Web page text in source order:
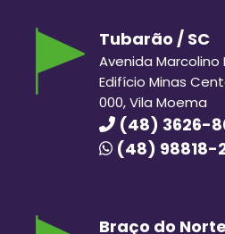
Tubarão / SC
Avenida Marcolino
Edifício Minas
000, Vila Moema
(48) 3626-
(48) 98818-
Braço do